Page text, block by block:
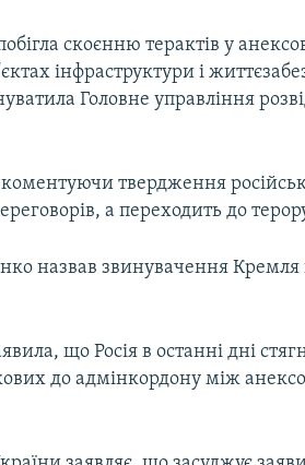
скоєнню терактів у
інфраструктури і
Головне управління
твердження
а переходить до
назвав звинувачення
що Росія в останні дні
до адмінкордону між